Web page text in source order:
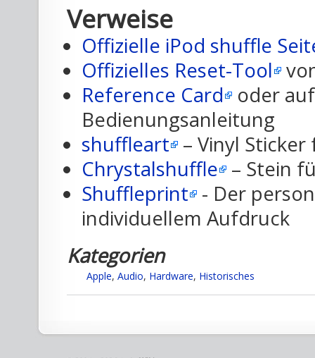
Verweise
Offizielle iPod shuffle
Offizielles Reset-Tool
Reference Card
oder
Bedienungsanleitung
shuffleart – Vinyl
Chrystalshuffle – Stein
Shuffleprint - Der
individuellem Aufdruck
Kategorien
Apple, Audio, Hardware, Historisches